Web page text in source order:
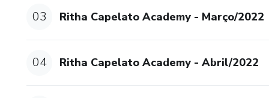
03 Ritha Capelato Academy - Março/2022
04 Ritha Capelato Academy - Abril/2022